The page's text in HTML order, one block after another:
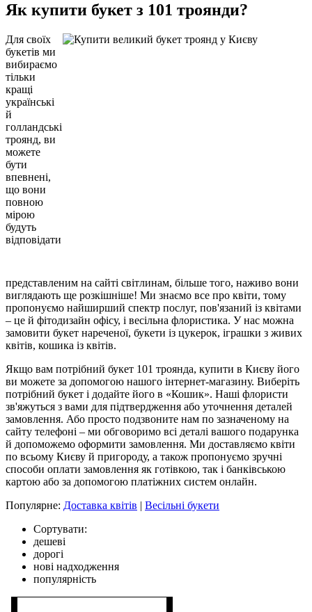
Як купити букет з 101 троянди?
Для своїх
букетів ми
вибираємо
тільки
кращі
українські
й
голландські
троянд, ви
можете
бути
впевнені,
що вони
повною
мірою
будуть
відповідати
представленим на сайті світлинам, більше того, наживо вони
виглядають ще розкішніше! Ми знаємо все про квіти, тому
пропонуємо найширший спектр послуг, пов'язаний із квітами
– це й фітодизайн офісу, і весільна флористика. У нас можна
замовити букет нареченої, букети із цукерок, іграшки з живих
квітів, кошика із квітів.
Якщо вам потрібний букет 101 троянда, купити в Києву його
ви можете за допомогою нашого інтернет-магазину. Виберіть
потрібний букет і додайте його в «Кошик». Наші флористи
зв'яжуться з вами для підтвердження або уточнення деталей
замовлення. Або просто подзвоните нам по зазначеному на
сайту телефоні – ми обговоримо всі деталі вашого подарунка
й допоможемо оформити замовлення. Ми доставляємо квіти
по всьому Києву й пригороду, а також пропонуємо зручні
способи оплати замовлення як готівкою, так і банківською
картою або за допомогою платіжних систем онлайн.
Популярне: Доставка квітів | Весільні букети
Сортувати:
дешеві
дорогі
нові надходження
популярність